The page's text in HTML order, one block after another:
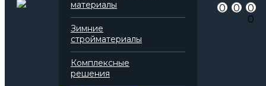
материалы
Зимние
стройматериалы
Комплексные
решения
0 0
0
0
Технониколь
Техновент
Экстра
Базальтовая вата
Все характеристики